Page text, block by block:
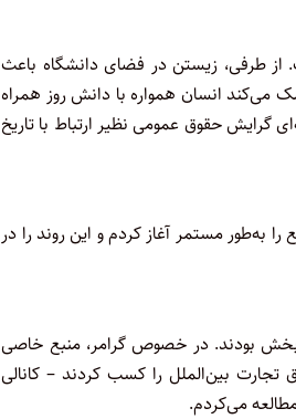
از طرفی، زیستن در فضای دانشگاه باعث
می‌کند انسان همواره با دانش روز همراه
حقوق عمومی نظیر ارتباط با تاریخ
منابع را به‌طور مستمر آغاز کردم و این روند را در
و «۱۱۰۰ واژه ضروری» منابع اصلی این بخش بودند. در خصوص گرامر، منبع خاصی
بین‌الملل را کسب کردند – کانالی
می‌کردم.